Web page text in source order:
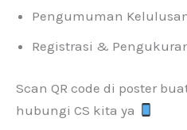
Pengumuman
Registrasi &
Scan QR code di poster
hubungi CS kita ya